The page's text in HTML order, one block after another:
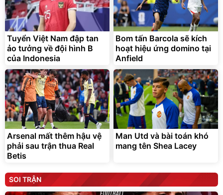
Tuyển Việt Nam đập tan
ảo tưởng về đội hình B
của Indonesia
Bom tấn Barcola sẽ kích
hoạt hiệu ứng domino tại
Anfield
Arsenal mất thêm hậu vệ
phải sau trận thua Real
Betis
Man Utd và bài toán khó
mang tên Shea Lacey
SOI TRẬN